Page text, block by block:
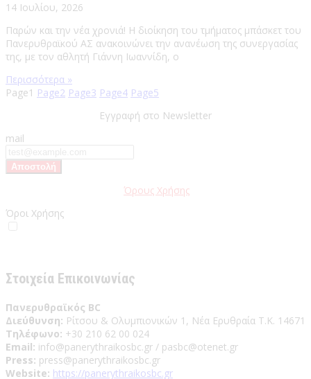
14 Ιουλίου, 2026
Παρών και την νέα χρονιά! Η διοίκηση του τμήματος μπάσκετ του
Πανερυθραϊκού ΑΣ ανακοινώνει την ανανέωση της συνεργασίας
της, με τον αθλητή Γιάννη Ιωαννίδη, ο
Περισσότερα »
Page1 Page2 Page3 Page4 Page5
Εγγραφή στο Newsletter
mail
Όρους Χρήσης
Όροι Χρήσης
Στοιχεία Επικοινωνίας
Πανερυθραϊκός BC
Διεύθυνση: Ρίτσου & Ολυμπιονικών 1, Νέα Ερυθραία Τ.Κ. 14671
Τηλέφωνο: +30 210 62 00 024
Email: info@panerythraikosbc.gr / pasbc@otenet.gr
Press: press@panerythraikosbc.gr
Website: https://panerythraikosbc.gr